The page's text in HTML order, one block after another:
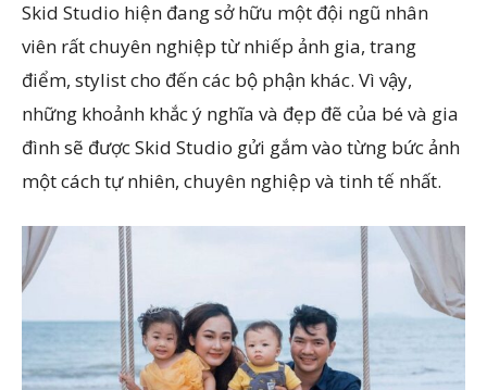
Skid Studio hiện đang sở hữu một đội ngũ nhân
viên rất chuyên nghiệp từ nhiếp ảnh gia, trang
điểm, stylist cho đến các bộ phận khác. Vì vậy,
những khoảnh khắc ý nghĩa và đẹp đẽ của bé và gia
đình sẽ được Skid Studio gửi gắm vào từng bức ảnh
một cách tự nhiên, chuyên nghiệp và tinh tế nhất.